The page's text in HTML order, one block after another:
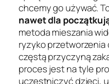
chcemy go używać.
nawet dla
metoda mieszania
ryzyko
częstą przyczyną
proces jest na tyle
uczestniczyć dzieci,